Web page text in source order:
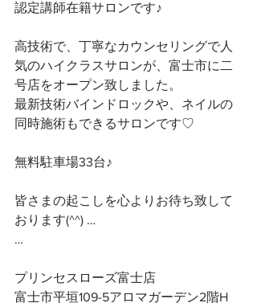
認定講師在籍サロンです♪
高技術で、丁寧なカウンセリングで人
気のハイクラスサロンが、富士市に二
号店をオープン致しました。
最新技術バインドロックや、ネイルの
同時施術もできるサロンです♡
無料駐車場33台♪
皆さまの起こしを心よりお待ち致して
おります(^^) …
…
プリンセスローズ富士店
富士市平垣109-5アロマガーデン2階H